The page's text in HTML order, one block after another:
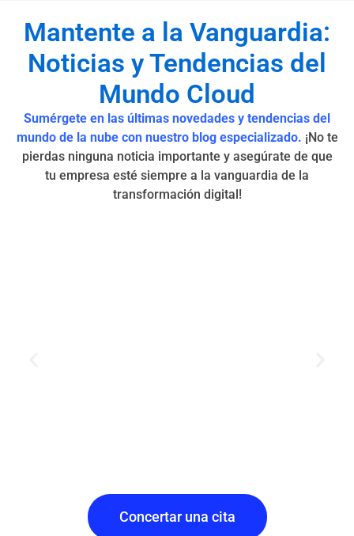
Mantente a la Vanguardia:
Noticias y Tendencias del
Mundo Cloud
Sumérgete en las últimas novedades y tendencias del
mundo de la nube con nuestro blog especializado. ¡No te
pierdas ninguna noticia importante y asegúrate de que
tu empresa esté siempre a la vanguardia de la
transformación digital!
Concertar una cita